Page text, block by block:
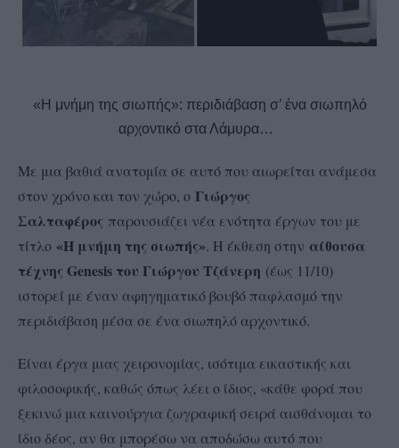
«Η μνήμη της σιωπής»: περιδιάβαση σ’ ένα σιωπηλό
αρχοντικό στα Λάμυρα…
Με μια βαθιά ανατομία σε αυτό που αιωρείται ανάμεσα
στον χρόνο και τον χώρο, ο Γιώργος
Σαλταφέρος παρουσιάζει νέα ενότητα έργων του με
τίτλο «Η μνήμη της σιωπής». Η έκθεση στην αίθουσα
τέχνης Genesis του Γιώργου Τζάνερη (έως 11/10)
ιστορεί με έναν αφηγηματικό βουβό παφλασμό την
περιδιάβαση μέσα σε ένα σιωπηλό αρχοντικό.
Είναι έργα μιας χειρονομίας, ισότιμα εικαστικής και
φιλοσοφικής, καθώς όπως λέει ο ίδιος, «κάθε φορά που
ξεκινώ μια καινούργια ζωγραφική σειρά αισθάνομαι το
ίδιο δέος, αν θα μπορέσω να αποδώσω αυτό που